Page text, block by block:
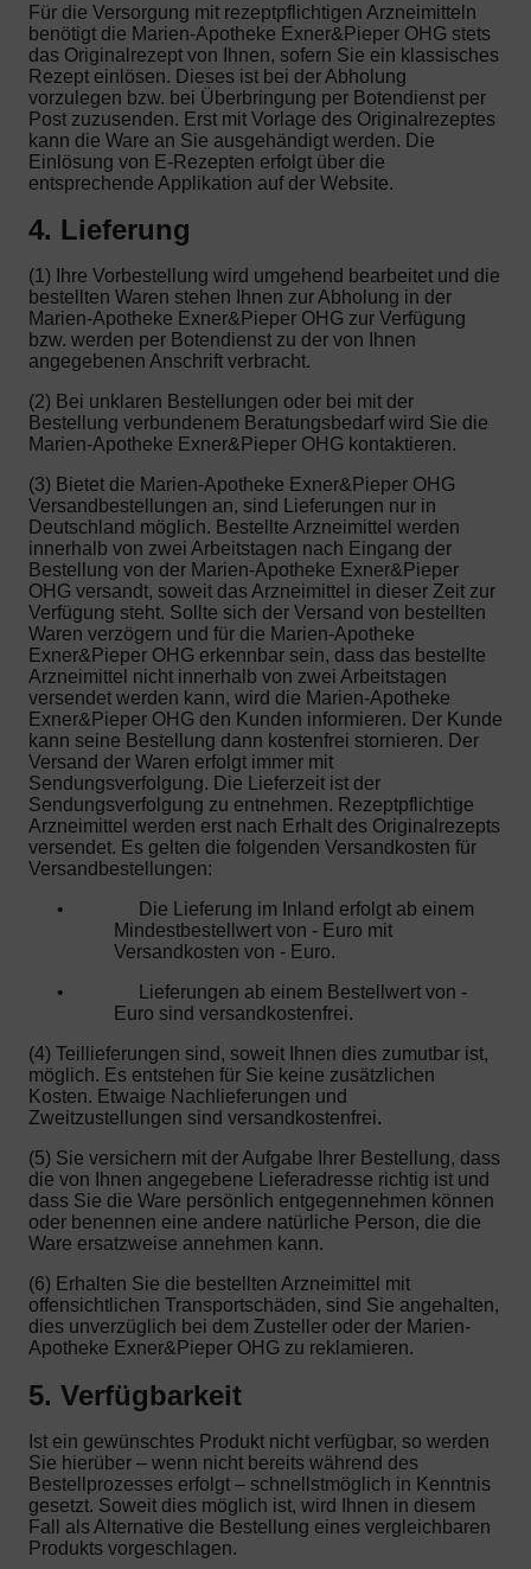
Für die Versorgung mit rezeptpflichtigen Arzneimitteln
benötigt die Marien-Apotheke Exner&Pieper OHG stets
das Originalrezept von Ihnen, sofern Sie ein klassisches
Rezept einlösen. Dieses ist bei der Abholung
vorzulegen bzw. bei Überbringung per Botendienst per
Post zuzusenden. Erst mit Vorlage des Originalrezeptes
kann die Ware an Sie ausgehändigt werden. Die
Einlösung von E-Rezepten erfolgt über die
entsprechende Applikation auf der Website.
4. Lieferung
(1) Ihre Vorbestellung wird umgehend bearbeitet und die
bestellten Waren stehen Ihnen zur Abholung in der
Marien-Apotheke Exner&Pieper OHG zur Verfügung
bzw. werden per Botendienst zu der von Ihnen
angegebenen Anschrift verbracht.
(2) Bei unklaren Bestellungen oder bei mit der
Bestellung verbundenem Beratungsbedarf wird Sie die
Marien-Apotheke Exner&Pieper OHG kontaktieren.
(3) Bietet die Marien-Apotheke Exner&Pieper OHG
Versandbestellungen an, sind Lieferungen nur in
Deutschland möglich. Bestellte Arzneimittel werden
innerhalb von zwei Arbeitstagen nach Eingang der
Bestellung von der Marien-Apotheke Exner&Pieper
OHG versandt, soweit das Arzneimittel in dieser Zeit zur
Verfügung steht. Sollte sich der Versand von bestellten
Waren verzögern und für die Marien-Apotheke
Exner&Pieper OHG erkennbar sein, dass das bestellte
Arzneimittel nicht innerhalb von zwei Arbeitstagen
versendet werden kann, wird die Marien-Apotheke
Exner&Pieper OHG den Kunden informieren. Der Kunde
kann seine Bestellung dann kostenfrei stornieren. Der
Versand der Waren erfolgt immer mit
Sendungsverfolgung. Die Lieferzeit ist der
Sendungsverfolgung zu entnehmen. Rezeptpflichtige
Arzneimittel werden erst nach Erhalt des Originalrezepts
versendet. Es gelten die folgenden Versandkosten für
Versandbestellungen:
•
Die Lieferung im Inland erfolgt ab einem
Mindestbestellwert von - Euro mit
Versandkosten von - Euro.
•
Lieferungen ab einem Bestellwert von -
Euro sind versandkostenfrei.
(4) Teillieferungen sind, soweit Ihnen dies zumutbar ist,
möglich. Es entstehen für Sie keine zusätzlichen
Kosten. Etwaige Nachlieferungen und
Zweitzustellungen sind versandkostenfrei.
(5) Sie versichern mit der Aufgabe Ihrer Bestellung, dass
die von Ihnen angegebene Lieferadresse richtig ist und
dass Sie die Ware persönlich entgegennehmen können
oder benennen eine andere natürliche Person, die die
Ware ersatzweise annehmen kann.
(6) Erhalten Sie die bestellten Arzneimittel mit
offensichtlichen Transportschäden, sind Sie angehalten,
dies unverzüglich bei dem Zusteller oder der Marien-
Apotheke Exner&Pieper OHG zu reklamieren.
5. Verfügbarkeit
Ist ein gewünschtes Produkt nicht verfügbar, so werden
Sie hierüber – wenn nicht bereits während des
Bestellprozesses erfolgt – schnellstmöglich in Kenntnis
gesetzt. Soweit dies möglich ist, wird Ihnen in diesem
Fall als Alternative die Bestellung eines vergleichbaren
Produkts vorgeschlagen.